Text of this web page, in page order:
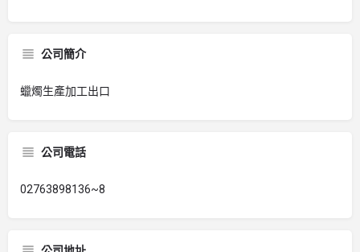
公司簡介
蠟燭生產加工出口
公司電話
02763898136~8